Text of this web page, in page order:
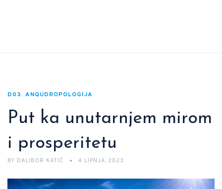
D03. ANQUDROPOLOGIJA
Put ka unutarnjem mirom
i prosperitetu
BY DALIBOR KATIĆ 4 LIPNJA, 2023